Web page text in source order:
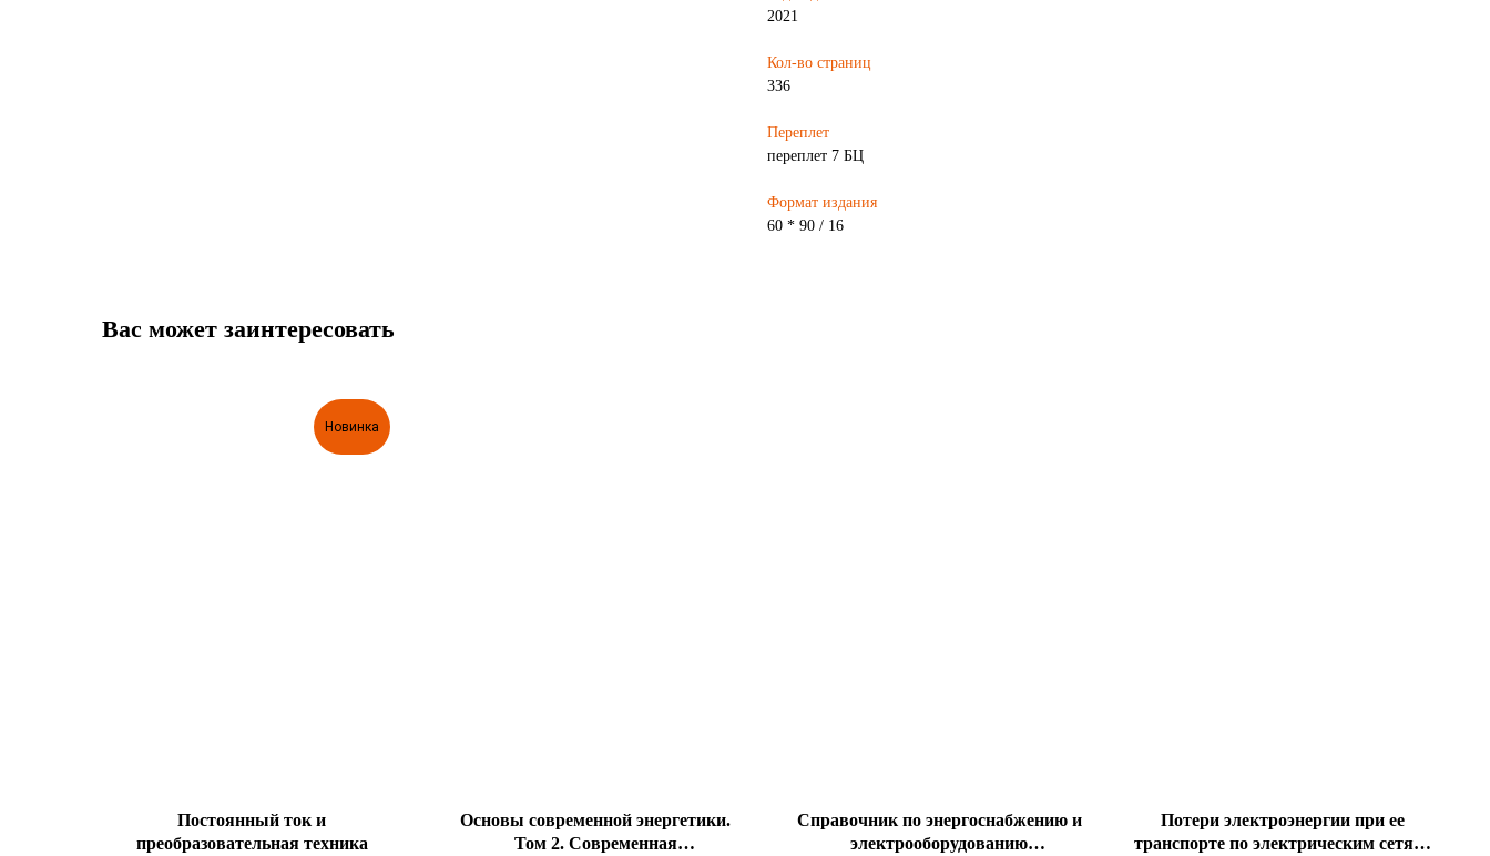
2021
Кол-во страниц
336
Переплет
переплет 7 БЦ
Формат издания
60 * 90 / 16
Вас может заинтересовать
Новинка
Постоянный ток и
преобразовательная техника
Основы современной энергетики.
Том 2. Современная
Справочник по энергоснабжению и
электрооборудованию
Потери электроэнергии при ее
транспорте по электрическим сетям: